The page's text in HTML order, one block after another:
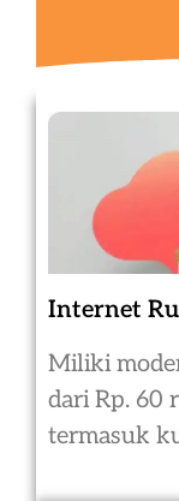
Internet
Miliki
dari Rp. 60
termasuk